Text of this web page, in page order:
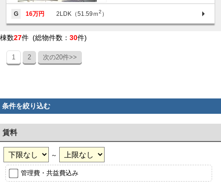
G 16万円 2LDK（51.59ｍ2 ）
棟数27件 (総物件数： 30件)
1 2 次の20件>>
条件を絞り込む
賃料
～
管理費・共益費込み